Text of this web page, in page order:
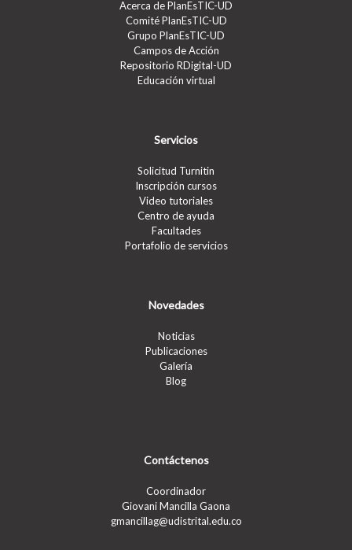
Acerca de PlanEsTIC-UD
Comité PlanEsTIC-UD
Grupo PlanEsTIC-UD
Campos de Acción
Repositorio RDigital-UD
Educación virtual
Servicios
Solicitud Turnitin
Inscripción cursos
Video tutoriales
Centro de ayuda
Facultades
Portafolio de servicios
Novedades
Noticias
Publicaciones
Galería
Blog
Contáctenos
Coordinador
Giovani Mancilla Gaona
gmancillag@udistrital.edu.co